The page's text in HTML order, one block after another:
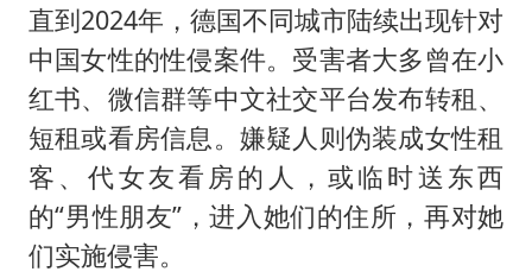
直到2024年，德国不同城市陆续出现针对
中国女性的性侵案件。受害者大多曾在小
红书、微信群等中文社交平台发布转租、
短租或看房信息。嫌疑人则伪装成女性租
客、代女友看房的人，或临时送东西
的“男性朋友”，进入她们的住所，再对她
们实施侵害。